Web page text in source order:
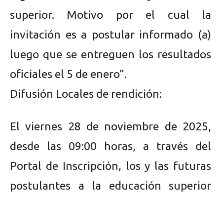
superior. Motivo por el cual la
invitación es a postular informado (a)
luego que se entreguen los resultados
oficiales el 5 de enero”.
Difusión Locales de rendición:
El viernes 28 de noviembre de 2025,
desde las 09:00 horas, a través del
Portal de Inscripción, los y las futuras
postulantes a la educación superior